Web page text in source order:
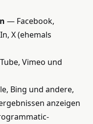
— Facebook,
X (ehemals
Vimeo und
Bing und andere,
anzeigen